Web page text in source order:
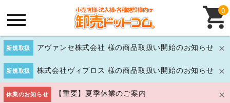
新規取扱 アヴァンセ株式会社 様の商品取扱い開始のお知らせ
新規取扱 株式会社ヴィプロス 様の商品取扱い開始のお知らせ
休業のお知らせ 【重要】夏季休業のご案内
0